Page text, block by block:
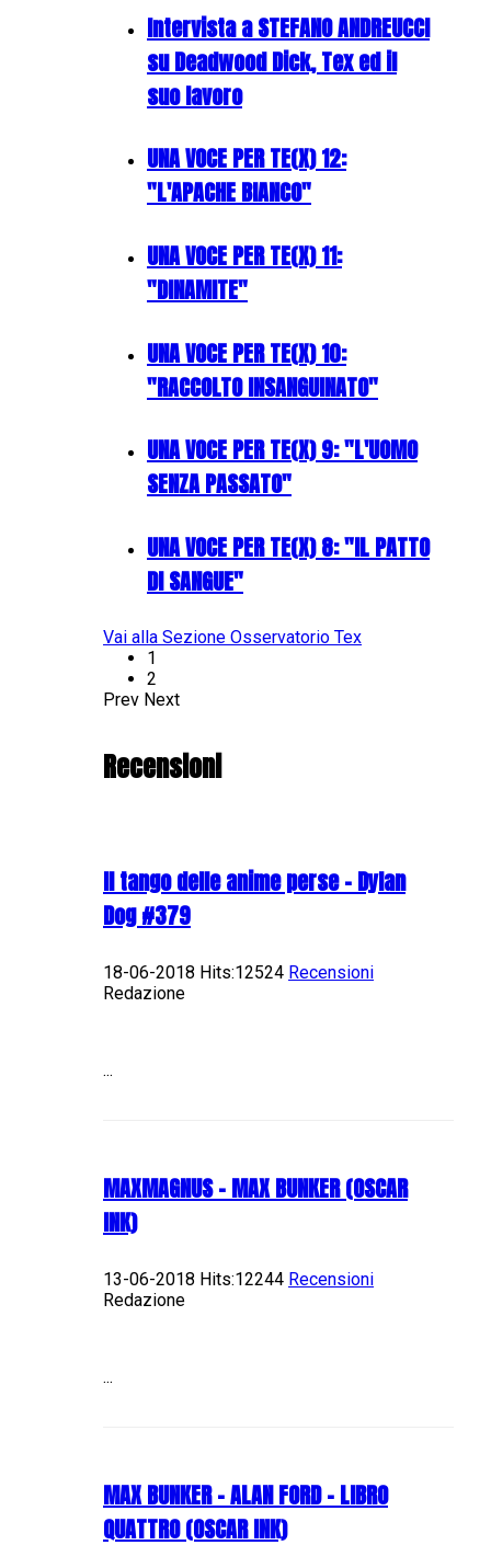
Intervista a STEFANO ANDREUCCI
su Deadwood Dick, Tex ed il
suo lavoro
UNA VOCE PER TE(X) 12:
"L'APACHE BIANCO"
UNA VOCE PER TE(X) 11:
"DINAMITE"
UNA VOCE PER TE(X) 10:
"RACCOLTO INSANGUINATO"
UNA VOCE PER TE(X) 9: "L'UOMO
SENZA PASSATO"
UNA VOCE PER TE(X) 8: "IL PATTO
DI SANGUE"
Vai alla Sezione Osservatorio Tex
1
2
Prev Next
Recensioni
Il tango delle anime perse - Dylan
Dog #379
18-06-2018 Hits:12524 Recensioni
Redazione
...
MAXMAGNUS – MAX BUNKER (OSCAR
INK)
13-06-2018 Hits:12244 Recensioni
Redazione
...
MAX BUNKER – ALAN FORD – LIBRO
QUATTRO (OSCAR INK)